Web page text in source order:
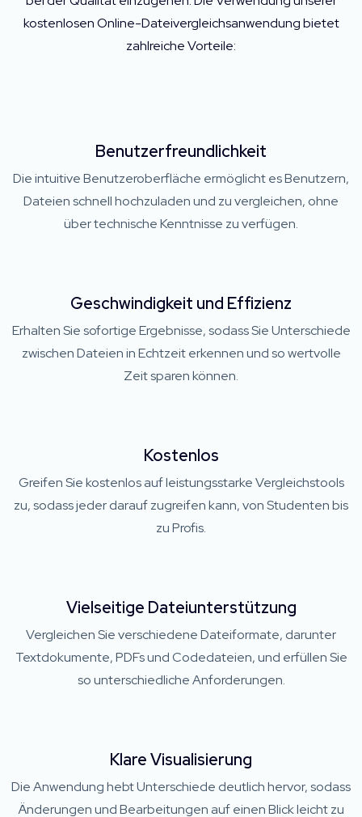
kostenlosen Online-Dateivergleichsanwendung bietet
zahlreiche Vorteile:
Benutzerfreundlichkeit
Die intuitive Benutzeroberfläche ermöglicht es Benutzern,
Dateien schnell hochzuladen und zu vergleichen, ohne
über technische Kenntnisse zu verfügen.
Geschwindigkeit und Effizienz
Erhalten Sie sofortige Ergebnisse, sodass Sie Unterschiede
zwischen Dateien in Echtzeit erkennen und so wertvolle
Zeit sparen können.
Kostenlos
Greifen Sie kostenlos auf leistungsstarke Vergleichstools
zu, sodass jeder darauf zugreifen kann, von Studenten bis
zu Profis.
Vielseitige Dateiunterstützung
Vergleichen Sie verschiedene Dateiformate, darunter
Textdokumente, PDFs und Codedateien, und erfüllen Sie
so unterschiedliche Anforderungen.
Klare Visualisierung
Die Anwendung hebt Unterschiede deutlich hervor, sodass
Änderungen und Bearbeitungen auf einen Blick leicht zu